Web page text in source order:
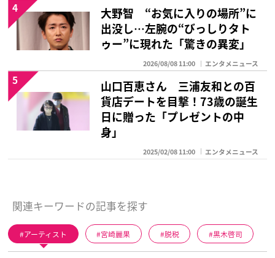
大野智 “お気に入りの場所”に
出没し…左腕の“びっしりタト
ゥー”に現れた「驚きの異変」
2026/08/08 11:00 エンタメニュース
4
山口百恵さん 三浦友和との百
貨店デートを目撃！73歳の誕生
日に贈った「プレゼントの中
身」
2025/02/08 11:00 エンタメニュース
5
関連キーワードの記事を探す
アーティスト 宮崎麗果 脱税 黒木啓司